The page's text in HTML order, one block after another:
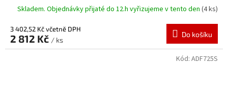
Skladem. Objednávky přijaté do 12.h vyřizujeme v tento den (4 ks)
3 402,52 Kč včetně DPH
2 812 Kč / ks
Do košíku
Kód: ADF725S